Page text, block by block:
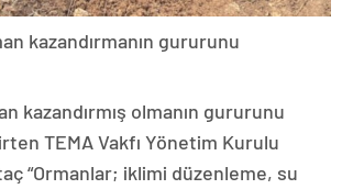
kazandırmanın gururunu
kazandırmış olmanın gururunu
TEMA Vakfı Yönetim Kurulu
“Ormanlar; iklimi düzenleme, su